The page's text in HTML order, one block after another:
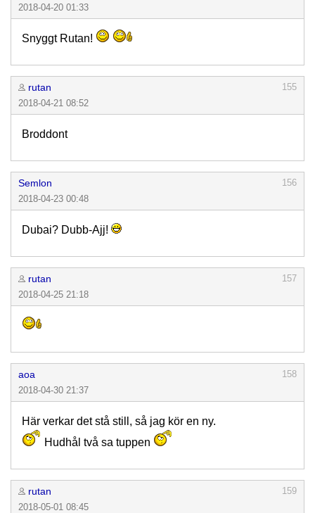
2018-04-20 01:33
Snyggt Rutan!
rutan
155
2018-04-21 08:52
Broddont
Semlon
156
2018-04-23 00:48
Dubai? Dubb-Ajj!
rutan
157
2018-04-25 21:18
aoa
158
2018-04-30 21:37
Här verkar det stå still, så jag kör en ny.
Hudhål två sa tuppen
rutan
159
2018-05-01 08:45